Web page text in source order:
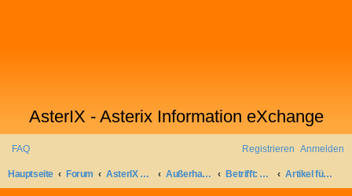
AsterIX - Asterix Information eXchange
FAQ Anmelden
Registrieren
Hauptseite Forum AsterIX auf Deutsch Außerhalb Galliens Betrifft: Comedix.de Artikel für die Comedix-Bibliothek